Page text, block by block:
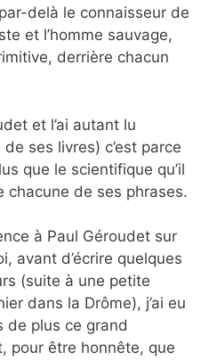
delà le connaisseur de
et l’homme sauvage,
derrière chacun
et l’ai autant lu
ses livres) c’est parce
que le scientifique qu’il
chacune de ses phrases.
à Paul Géroudet sur
avant d’écrire quelques
(suite à une petite
dans la Drôme), j’ai eu
de plus ce grand
pour être honnête, que